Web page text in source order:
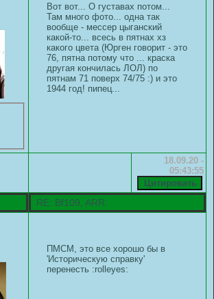
Вот вот... О густавах потом...
Там много фото... одна так
вообще - мессер цыганский
какой-то... всесь в пятнах хз
какого цвета (Юрген говорит - это
76, пятна потому что ... краска
другая кончилась ЛОЛ) по
пятнам 71 поверх 74/75 :) и это
1944 год! пипец...
18.09.20 -
05:43:55
RE: Bf109, ARR.
ПМСМ, это все хорошо бы в
'Историческую справку'
перенесть :rolleyes: